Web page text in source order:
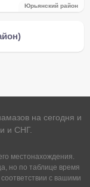
Юрьянский район
на сегодня и
и СНГ.
местонахождения.
но по таблице время
с вашими